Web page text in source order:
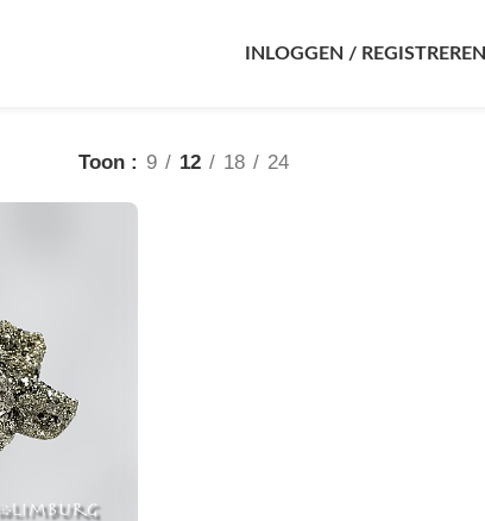
INLOGGEN / REGISTREREN
Toon 9 12 18 24